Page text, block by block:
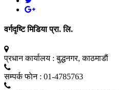
वर्गदृष्टि मिडिया प्रा. लि.
प्रधान कार्यालय : बुद्धनगर, काठमाडाैं
सम्पर्क फाेन : 01-4785763